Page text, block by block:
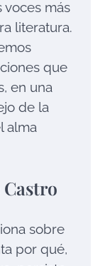
voces más
literatura.
que
en una
de la
alma
sobre
por qué,